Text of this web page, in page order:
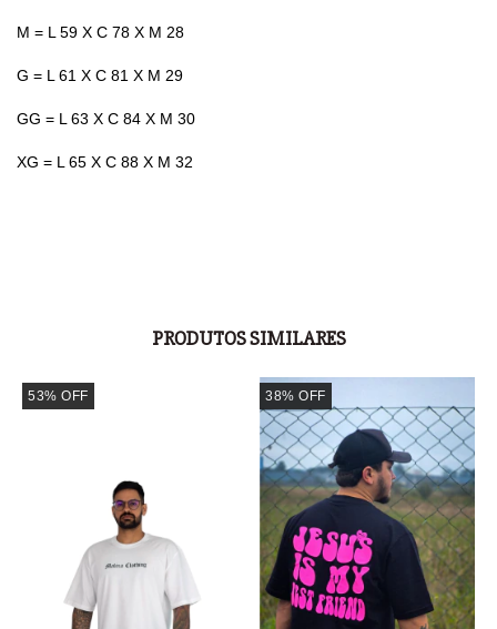
M = L 59 X C 78 X M 28
G = L 61 X C 81 X M 29
GG = L 63 X C 84 X M 30
XG = L 65 X C 88 X M 32
PRODUTOS SIMILARES
53% OFF 38% OFF